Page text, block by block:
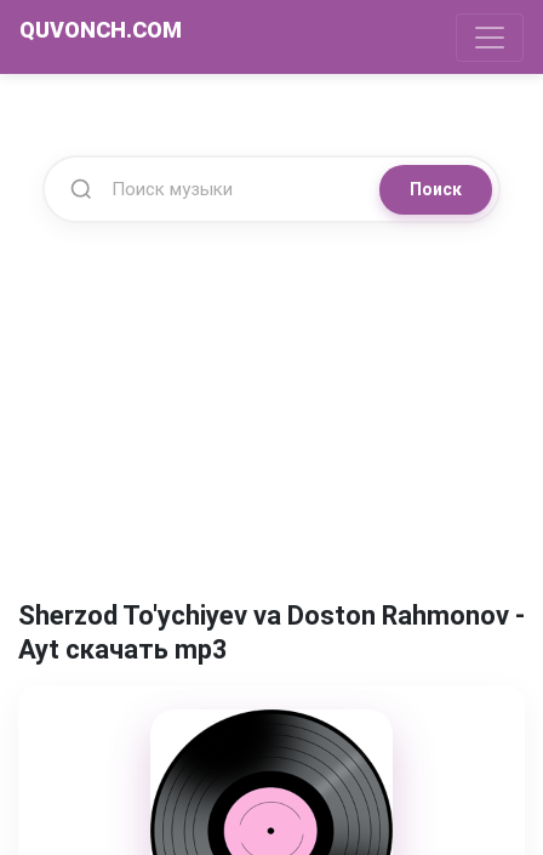
QUVONCH.COM
Поиск
Sherzod To'ychiyev va Doston Rahmonov -
Ayt скачать mp3